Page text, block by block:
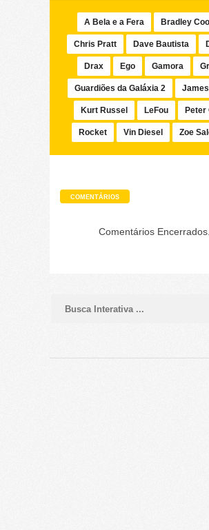
A Bela e a Fera Bradley
Chris Pratt Dave Bautista
Drax Ego Gamora
Guardiões da Galáxia 2
Kurt Russel LeFou Peter
Rocket Vin Diesel Zoe
COMENTÁRIOS
Comentários Encerrados.